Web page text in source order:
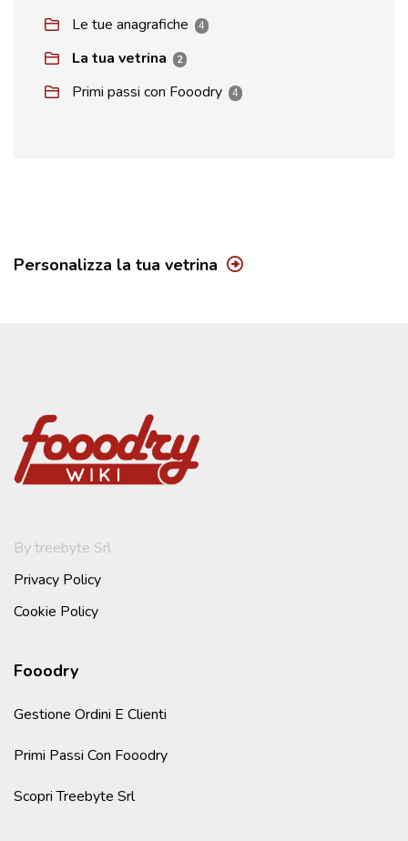
Le tue anagrafiche 4
La tua vetrina 2
Primi passi con Fooodry 4
Personalizza la tua vetrina
By treebyte Srl
Privacy Policy
Cookie Policy
Fooodry
Gestione Ordini E Clienti
Primi Passi Con Fooodry
Scopri Treebyte Srl